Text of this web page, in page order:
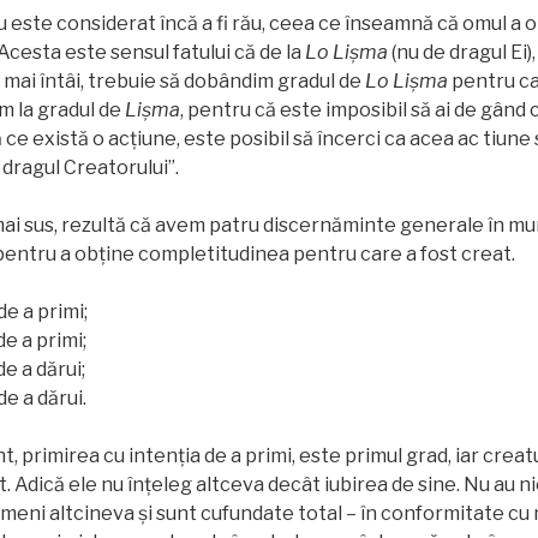
este considerat încă a fi rău, ceea ce înseamnă că omul a
este sensul fatului că de la Lo Lişma (nu de dragul
mai întâi, trebuie să dobândim gradul de Lo Lişma pentru
la gradul de Lişma, pentru că este imposibil să ai de gând
există o acţiune, este posibil să încerci ca acea ac tiune
Creatorului”.
sus, rezultă că avem patru discernăminte generale în
a obține completitudinea pentru care a fost creat.
a primi;
a primi;
a dărui;
a dărui.
primirea cu intenţia de a primi, este primul grad, iar
Adică ele nu înțeleg altceva decât iubirea de sine. Nu au
altcineva și sunt cufundate total – în conformitate cu